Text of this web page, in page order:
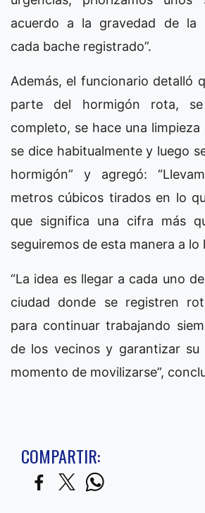
acuerdo a la gravedad de la
cada bache registrado”.
Además, el funcionario detalló
parte del hormigón rota,
completo, se hace una
se dice habitualmente y luego
hormigón” y agregó:
metros cúbicos tirados en lo
que significa una cifra más
seguiremos de esta manera a lo
“La idea es llegar a cada uno
ciudad donde se registren
para continuar trabajando
de los vecinos y garantizar su
momento de movilizarse”,
COMPARTIR: